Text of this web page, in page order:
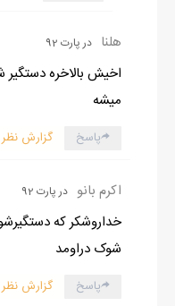
هلنا در پارت 92
اخیش بالاخره دستگیر
میشه
پاسخ گزارش نظر
اکرم بانو در پارت 92
خداروشکر که
شوک دراومد
پاسخ گزارش نظر